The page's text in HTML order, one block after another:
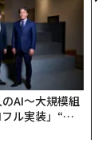
AI〜大規模組
ル実装」“使